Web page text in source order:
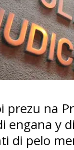
prezu na
engana y
di pelo